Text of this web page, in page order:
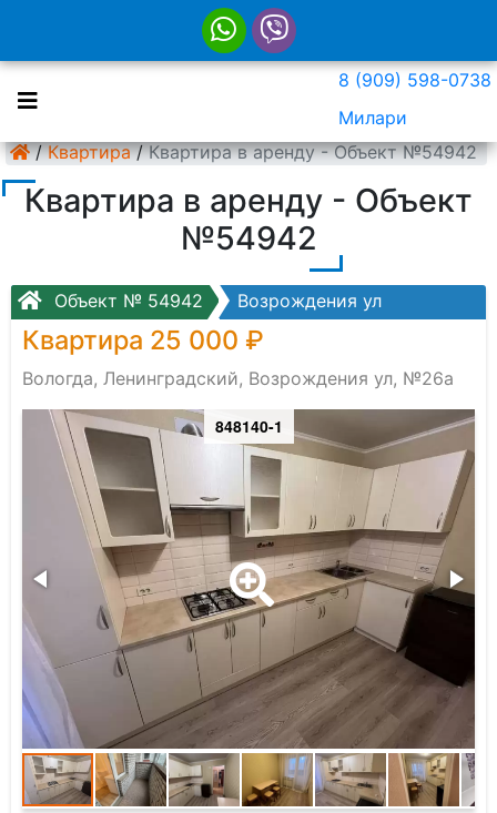
8 (909) 598-0738
Милари
/ Квартира / Квартира в аренду - Объект №54942
Квартира в аренду - Объект
№54942
Объект № 54942 Возрождения ул
Квартира 25 000 ₽
Вологда, Ленинградский, Возрождения ул, №26а
848140-1